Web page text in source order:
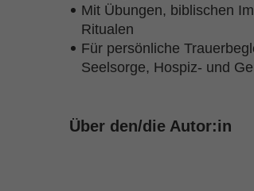
Mit Übungen, biblischen
Ritualen
Für persönliche
Seelsorge, Hospiz- und
Über den/die Autor:in